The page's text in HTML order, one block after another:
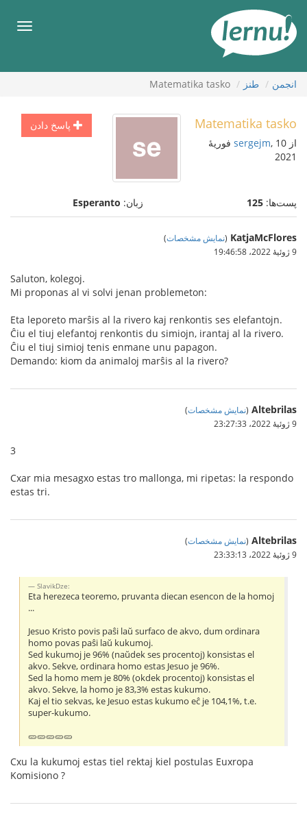
محتوا
انجمن طنز Matematika tasko
پاسخ دادن Matematika tasko
از sergejm , 10 فوریهٔ
2021
پست‌ها: 125 زبان: Esperanto
KatjaMcFlores
(نمایش مشخصات)
9 ژوئیهٔ 2022،‏ 19:46:58
Saluton, kolegoj.
Mi proponas al vi solvi jenan problemeton:
Eta leporeto marŝis al la rivero kaj renkontis ses elefantojn.
Ĉiu el tiuj elefantoj renkontis du simiojn, irantaj al la rivero.
Ĉiu el tiuj simioj tenis enmane unu papagon.
Demando: kiom da animaloj marŝis al la rivero?
Altebrilas
(نمایش مشخصات)
9 ژوئیهٔ 2022،‏ 23:27:33
3
Cxar mia mesagxo estas tro mallonga, mi ripetas: la respondo
estas tri.
Altebrilas
(نمایش مشخصات)
9 ژوئیهٔ 2022،‏ 23:33:13
SlavikDze:
Eta herezeca teoremo, pruvanta diecan esencon de la homoj
...
Jesuo Kristo povis paŝi laŭ surfaco de akvo, dum ordinara
homo povas paŝi laŭ kukumoj.
Sed kukumoj je 96% (naŭdek ses procentoj) konsistas el
akvo. Sekve, ordinara homo estas Jesuo je 96%.
Sed la homo mem je 80% (okdek procentoj) konsistas el
akvo. Sekve, la homo je 83,3% estas kukumo.
Kaj el tio sekvas, ke Jesuo estas kukumo eĉ je 104,1%, t.e.
super-kukumo.
🥒🥒🥒🥒🥒
Cxu la kukumoj estas tiel rektaj kiel postulas Euxropa
Komisiono ?